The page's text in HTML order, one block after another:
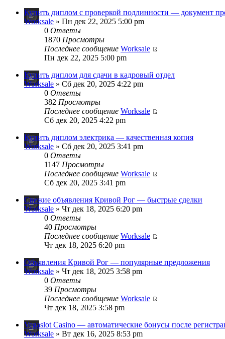
Купить диплом с проверкой подлинности — документ
Worksale » Пн дек 22, 2025 5:00 pm
0 Ответы
1870 Просмотры
Последнее сообщение Worksale
Пн дек 22, 2025 5:00 pm
Купить диплом для сдачи в кадровый отдел
Worksale » Сб дек 20, 2025 4:22 pm
0 Ответы
382 Просмотры
Последнее сообщение Worksale
Сб дек 20, 2025 4:22 pm
Купить диплом электрика — качественная копия
Worksale » Сб дек 20, 2025 3:41 pm
0 Ответы
1147 Просмотры
Последнее сообщение Worksale
Сб дек 20, 2025 3:41 pm
Свежие объявления Кривой Рог — быстрые сделки
Worksale » Чт дек 18, 2025 6:20 pm
0 Ответы
40 Просмотры
Последнее сообщение Worksale
Чт дек 18, 2025 6:20 pm
Объявления Кривой Рог — популярные предложения
Worksale » Чт дек 18, 2025 3:58 pm
0 Ответы
39 Просмотры
Последнее сообщение Worksale
Чт дек 18, 2025 3:58 pm
Vegaslot Casino — автоматические бонусы после
Worksale » Вт дек 16, 2025 8:53 pm